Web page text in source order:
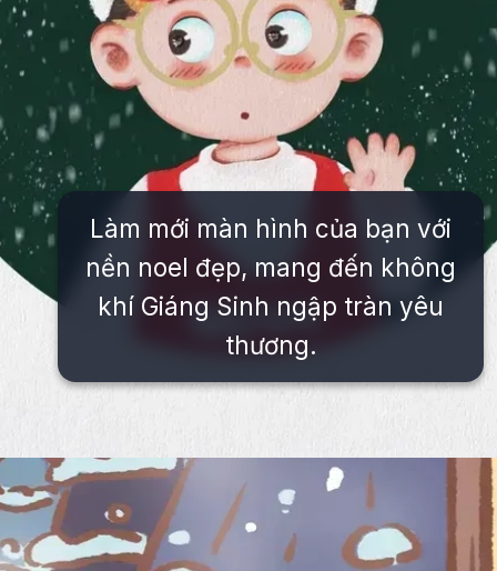
Làm mới màn hình của bạn với
nền noel đẹp, mang đến không
khí Giáng Sinh ngập tràn yêu
thương.
Đang mở https://issiloo.edu.vn/avatar-noel